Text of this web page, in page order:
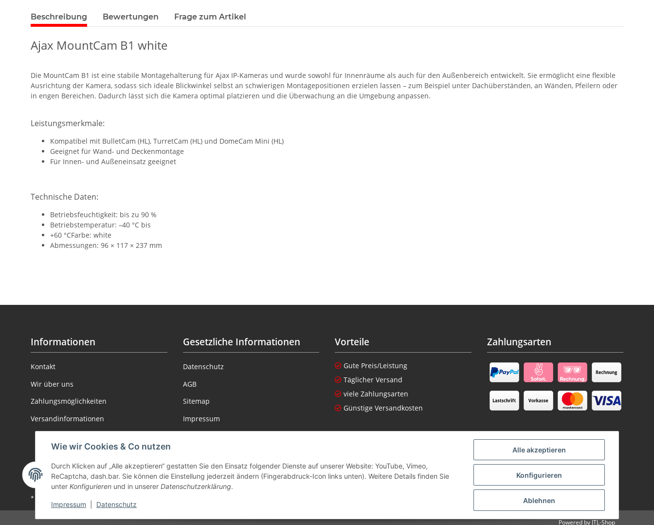
Alle akzeptieren
Konfigurieren
Ablehnen
Wie wir Cookies & Co nutzen
Durch Klicken auf „Alle akzeptieren“ gestatten Sie den Einsatz folgender Dienste auf unserer Website: YouTube, Vimeo,
ReCaptcha, dash.bar. Sie können die Einstellung jederzeit ändern (Fingerabdruck-Icon links unten). Weitere Details finden Sie
unter Konfigurieren und in unserer Datenschutzerklärung.
Impressum Datenschutz
Beschreibung Bewertungen Frage zum Artikel
Ajax MountCam B1 white
Die MountCam B1 ist eine stabile Montagehalterung für Ajax IP-Kameras und wurde sowohl für Innenräume als auch für den Außenbereich entwickelt. Sie ermöglicht eine flexible
Ausrichtung der Kamera, sodass sich ideale Blickwinkel selbst an schwierigen Montagepositionen erzielen lassen – zum Beispiel unter Dachüberständen, an Wänden, Pfeilern oder
in engen Bereichen. Dadurch lässt sich die Kamera optimal platzieren und die Überwachung an die Umgebung anpassen.
Leistungsmerkmale:
Kompatibel mit BulletCam (HL), TurretCam (HL) und DomeCam Mini (HL)
Geeignet für Wand- und Deckenmontage
Für Innen- und Außeneinsatz geeignet
Technische Daten:
Betriebsfeuchtigkeit: bis zu 90 %
Betriebstemperatur: –40 °C bis
+60 °CFarbe: white
Abmessungen: 96 × 117 × 237 mm
Informationen
Kontakt
Wir über uns
Zahlungsmöglichkeiten
Versandinformationen
Gesetzliche Informationen
Datenschutz
AGB
Sitemap
Impressum
Widerrufsrecht
Vorteile
Gute Preis/Leistung
Täglicher Versand
viele Zahlungsarten
Günstige Versandkosten
Zahlungsarten
* Alle Preise inkl. gesetzlicher USt., zzgl.
Powered by JTL-Shop